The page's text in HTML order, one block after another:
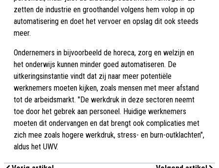
zetten de industrie en groothandel volgens hem volop in op
automatisering en doet het vervoer en opslag dit ook steeds
meer.
Ondernemers in bijvoorbeeld de horeca, zorg en welzijn en
het onderwijs kunnen minder goed automatiseren. De
uitkeringsinstantie vindt dat zij naar meer potentiële
werknemers moeten kijken, zoals mensen met meer afstand
tot de arbeidsmarkt. "De werkdruk in deze sectoren neemt
toe door het gebrek aan personeel. Huidige werknemers
moeten dit ondervangen en dat brengt ook complicaties met
zich mee zoals hogere werkdruk, stress- en burn-outklachten",
aldus het UWV.